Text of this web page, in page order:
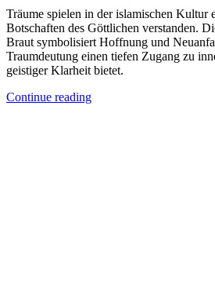
Träume spielen in der islamischen Kultur
Botschaften des Göttlichen verstanden.
Braut symbolisiert Hoffnung und
Traumdeutung einen tiefen Zugang zu
geistiger Klarheit bietet.
Continue reading